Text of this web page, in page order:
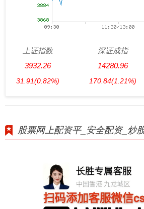
上证指数
3932.26
31.91(0.82%)
深证成指
14280.96
170.84(1.21%)
股票网上配资平_安全配资_炒